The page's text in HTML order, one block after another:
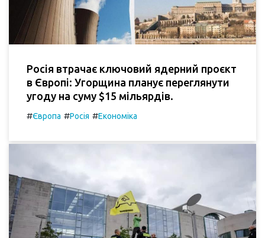
Росія втрачає ключовий ядерний проєкт
в Європі: Угорщина планує переглянути
угоду на суму $15 мільярдів.
#Європа #Росія #Економіка